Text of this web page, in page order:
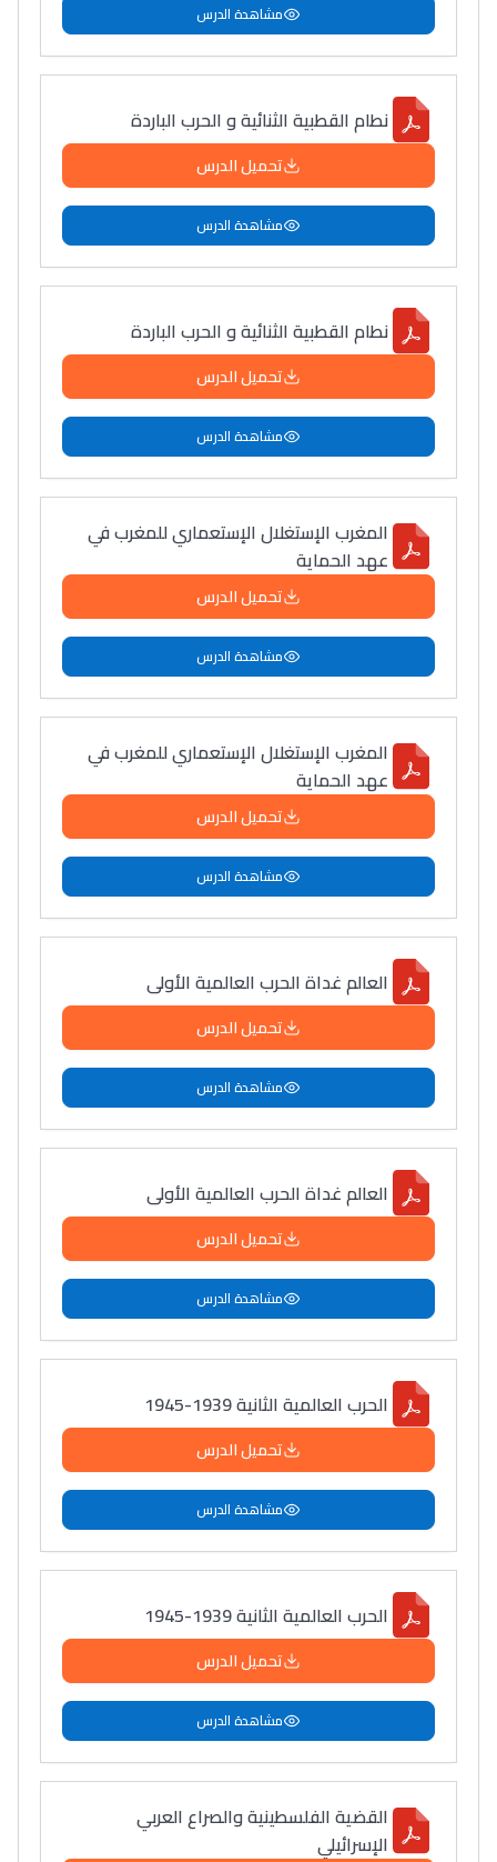
مشاهدة الدرس
نطام القطبية الثنائية و الحرب الباردة
تحميل الدرس
مشاهدة الدرس
نطام القطبية الثنائية و الحرب الباردة
تحميل الدرس
مشاهدة الدرس
المغرب الإستغلال الإستعماري للمغرب في
عهد الحماية
تحميل الدرس
مشاهدة الدرس
المغرب الإستغلال الإستعماري للمغرب في
عهد الحماية
تحميل الدرس
مشاهدة الدرس
العالم غداة الحرب العالمية الأولى
تحميل الدرس
مشاهدة الدرس
العالم غداة الحرب العالمية الأولى
تحميل الدرس
مشاهدة الدرس
الحرب العالمية الثانية 1939-1945
تحميل الدرس
مشاهدة الدرس
الحرب العالمية الثانية 1939-1945
تحميل الدرس
مشاهدة الدرس
القضية الفلسطينية والصراع العربي
الإسرائيلي